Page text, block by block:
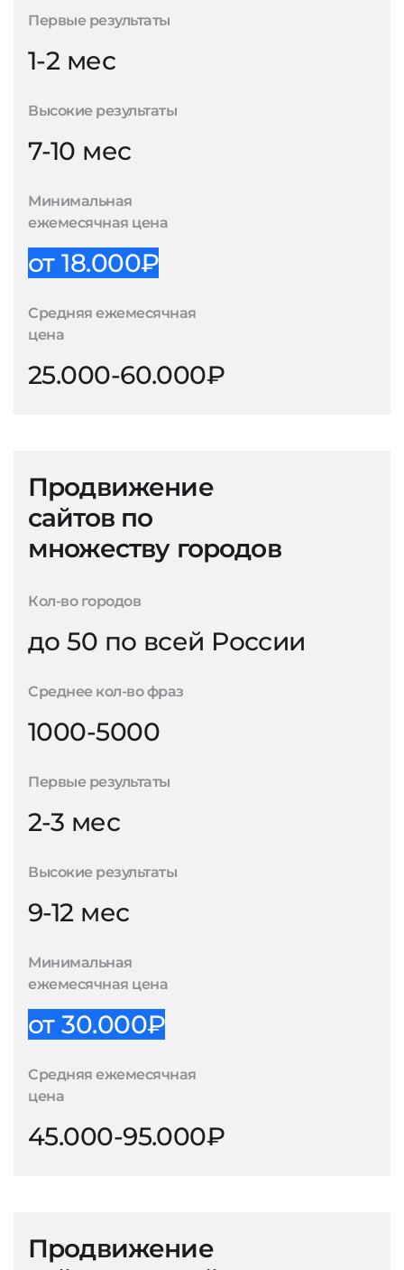
Первые результаты
1-2 мес
Высокие результаты
7-10 мес
Минимальная
ежемесячная цена
от 18.000₽
Средняя ежемесячная
цена
25.000-60.000₽
Продвижение
сайтов по
множеству городов
Кол-во городов
до 50 по всей России
Среднее кол-во фраз
1000-5000
Первые результаты
2-3 мес
Высокие результаты
9-12 мес
Минимальная
ежемесячная цена
от 30.000₽
Средняя ежемесячная
цена
45.000-95.000₽
Продвижение